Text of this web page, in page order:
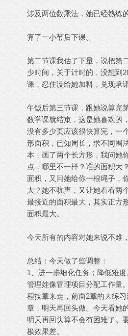
涉及两位数乘法，她已经熟练
算了一小节后下课。
第二节课我估了下量，说把第
少时间，关于计时的，没想到
课，忍住没给她加料，兑现承
午饭后第三节课，跟她说算完
数学课就结束，这是她喜欢的
没有多少页应该很快算完，一
形面积，已知周长，求不同围
本，画了两个长方形，我问她
点，哪里不一样？谁的面积大
面积，又问她给你一根绳子，
大？她不吭声，又让她看看两
最接近的面积最大，其实正方
面积最大。
今天所有的内容对她来说不难
总结：今天做了些调整：
1、进一步细化任务；降低难度
管理娃像管理项目分配工作量
程按章来走，前面2章的大练
章，明天再回头做。今天看她
明天再回头算不会有困难了。
极效果差。